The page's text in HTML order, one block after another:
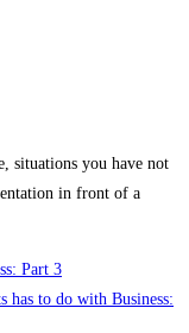
situations you have not
in front of a
Part 3